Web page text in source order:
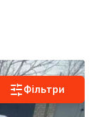
Фільтри